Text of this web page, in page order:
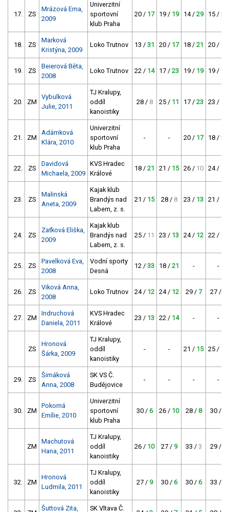
17. ZS
Mrázová Ema,
2009
Univerzitní
sportovní
klub Praha
20 / 17 19 / 19 14 / 29 15 / 27
18. ZS
Marková
Kristýna, 2009
Loko Trutnov 13 / 31 20 / 17 18 / 21 20 /
19. ZS
Beierová Běta,
2008
Loko Trutnov 22 / 14 17 / 23 19 / 19 19 /
20. ZM
Vybulková
Julie, 2011
TJ Kralupy,
oddíl
kanoistiky
28 / 8 25 / 11 17 / 23 23 /
21. ZM
Adámková
Klára, 2010
Univerzitní
sportovní
klub Praha
- - 20 / 17 18 / 21
22. ZS
Davidová
Michaela, 2009
KVS Hradec
Králové
18 / 21 21 / 15 26 / 10 24 /
23. ZS
Malinská
Aneta, 2009
Kajak klub
Brandýs nad
Labem, z. s.
21 / 15 28 / 8 23 / 13 21 /
24. ZS
Zaťková Eliška,
2009
Kajak klub
Brandýs nad
Labem, z. s.
25 / 11 23 / 13 24 / 12 22 /
25. ZS
Pavelková Eva,
2008
Vodní sporty
Desná
12 / 33 18 / 21 - -
26. ZS
Viková Anna,
2008
Loko Trutnov 24 / 12 24 / 12 29 / 7 27 /
27. ZM
Indruchová
Daniela, 2011
KVS Hradec
Králové
23 / 13 22 / 14 - -
ZS
Hronová
Šárka, 2009
TJ Kralupy,
oddíl
kanoistiky
- - 21 / 15 25 /
29. ZS
Šimáková
Anna, 2008
SK VS Č.
Budějovice
- - - -
30. ZM
Pokorná
Emílie, 2010
Univerzitní
sportovní
klub Praha
30 / 6 26 / 10 28 / 8 30 /
ZM
Machutová
Hana, 2011
TJ Kralupy,
oddíl
kanoistiky
26 / 10 27 / 9 33 / 3 29 /
32. ZM
Hronová
Ludmila, 2011
TJ Kralupy,
oddíl
kanoistiky
27 / 9 30 / 6 30 / 6 33 /
Šuttová Zita, SK Vltava Č.